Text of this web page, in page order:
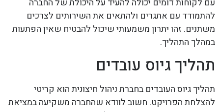
עם לקוחות דומים יכולה להעיד על היכולת של החברה
להתמודד עם אתגרים ולהתאים את השירותים לצרכים
משתנים. זהו יתרון משמעותי שיכול להבטיח שאין הפתעות
במהלך התהליך.
תהליך גיוס עובדים
תהליך גיוס העובדים בחברת ניהול חיצונית הוא קריטי
להצלחת הפרויקט. חשוב לוודא שהחברה משקיעה במציאת